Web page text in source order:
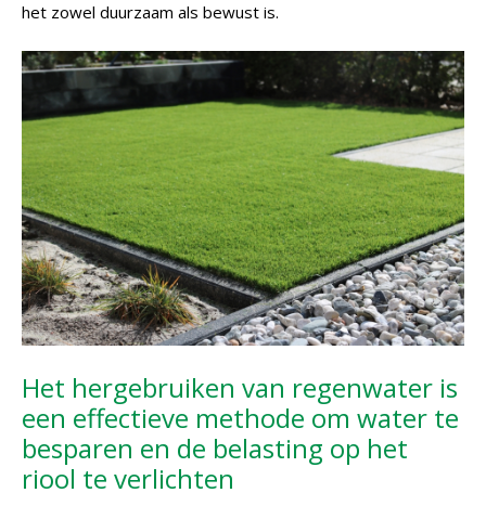
het zowel duurzaam als bewust is.
Het hergebruiken van regenwater is
een effectieve methode om water te
besparen en de belasting op het
riool te verlichten